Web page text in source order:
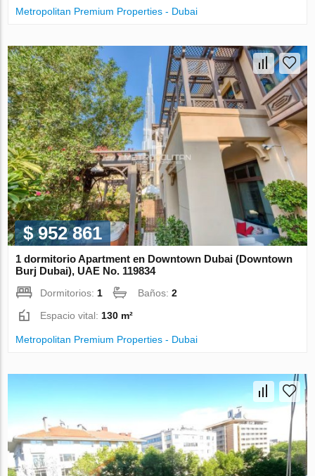
Metropolitan Premium Properties - Dubai
$ 952 861
1 dormitorio Apartment en Downtown Dubai (Downtown
Burj Dubai), UAE No. 119834
Dormitorios: 1 Baños:2
Espacio vital: 130 m²
Metropolitan Premium Properties - Dubai